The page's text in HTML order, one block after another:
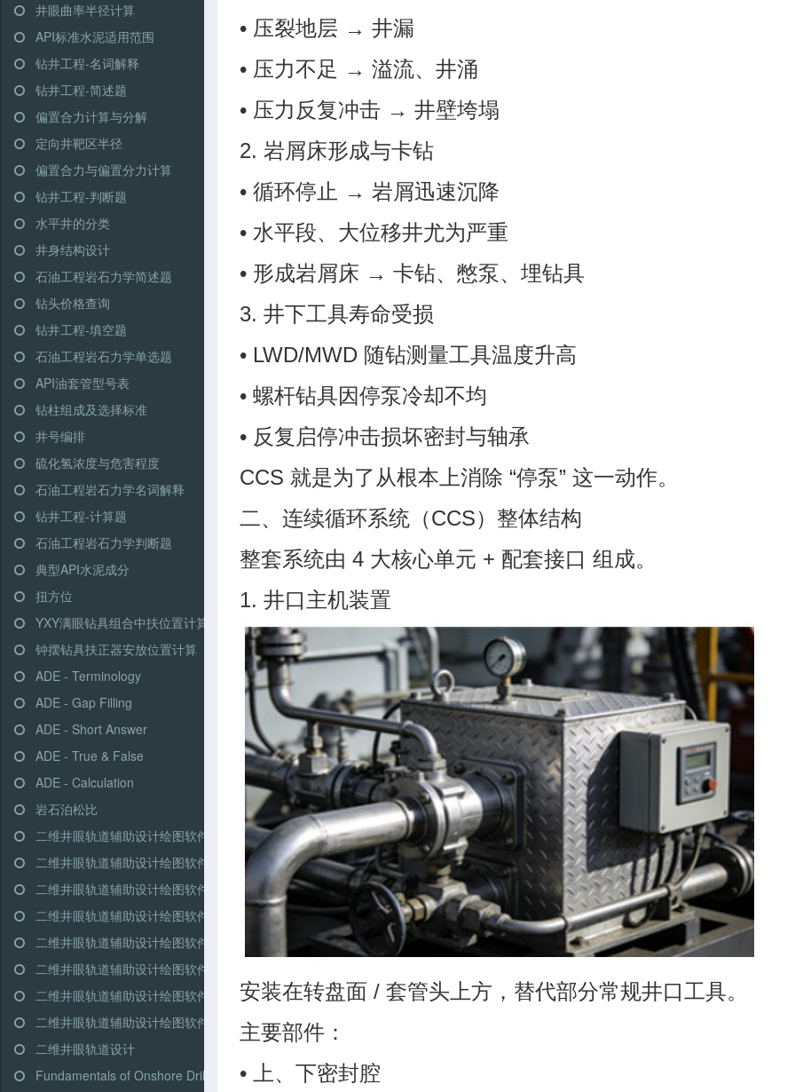
井眼曲率半径计算
API标准水泥适用范围
钻井工程-名词解释
钻井工程-简述题
偏置合力计算与分解
定向井靶区半径
偏置合力与偏置分力计算
钻井工程-判断题
水平井的分类
井身结构设计
石油工程岩石力学简述题
钻头价格查询
钻井工程-填空题
石油工程岩石力学单选题
API油套管型号表
钻柱组成及选择标准
井号编排
硫化氢浓度与危害程度
石油工程岩石力学名词解释
钻井工程-计算题
石油工程岩石力学判断题
典型API水泥成分
扭方位
YXY满眼钻具组合中扶位置计算
钟摆钻具扶正器安放位置计算
ADE - Terminology
ADE - Gap Filling
ADE - Short Answer
ADE - True & False
ADE - Calculation
岩石泊松比
二维井眼轨道辅助设计绘图软件-高级模式-三段式
二维井眼轨道辅助设计绘图软件-高级模式-多靶三段式
二维井眼轨道辅助设计绘图软件-高级模式-五段式
二维井眼轨道辅助设计绘图软件-高级模式-双增式
二维井眼轨道辅助设计绘图软件-简单模式-三段式
二维井眼轨道辅助设计绘图软件-简单模式-多靶三段式
二维井眼轨道辅助设计绘图软件-简单模式-五段式
二维井眼轨道辅助设计绘图软件-简单模式-双增式
二维井眼轨道设计
Fundamentals of Onshore Driling (Martin Klempa)
• 压裂地层 → 井漏
• 压力不足 → 溢流、井涌
• 压力反复冲击 → 井壁垮塌
2. 岩屑床形成与卡钻
• 循环停止 → 岩屑迅速沉降
• 水平段、大位移井尤为严重
• 形成岩屑床 → 卡钻、憋泵、埋钻具
3. 井下工具寿命受损
• LWD/MWD 随钻测量工具温度升高
• 螺杆钻具因停泵冷却不均
• 反复启停冲击损坏密封与轴承
CCS 就是为了从根本上消除 “停泵” 这一动作。
二、连续循环系统（CCS）整体结构
整套系统由 4 大核心单元 + 配套接口 组成。
1. 井口主机装置
安装在转盘面 / 套管头上方，替代部分常规井口工具。
主要部件：
• 上、下密封腔